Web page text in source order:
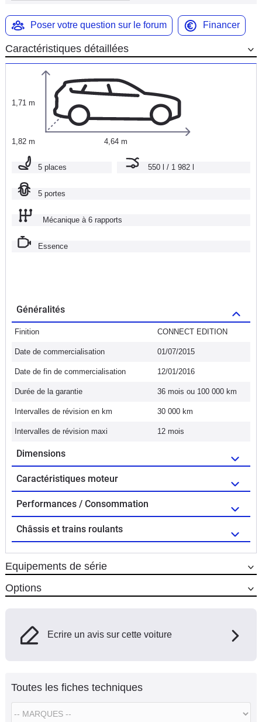
Marques
Poser votre question sur le forum Financer
Caractéristiques détaillées
1,71 m
1,82 m 4,64 m
5 places 550 l / 1 982 l
5 portes
Mécanique à 6 rapports
Essence
Généralités
Finition CONNECT EDITION
Date de commercialisation 01/07/2015
Date de fin de commercialisation 12/01/2016
Durée de la garantie 36 mois ou 100 000 km
Intervalles de révision en km 30 000 km
Intervalles de révision maxi 12 mois
Dimensions
Caractéristiques moteur
Performances / Consommation
Châssis et trains roulants
Equipements de série
Options
Ecrire un avis sur cette voiture
Toutes les fiches techniques